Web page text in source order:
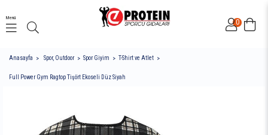
0
Menü
Anasayfa Spor, Outdoor Spor Giyim T-Shirt ve Atlet
Full Power Gym Ragtop Tişört Ekoseli Düz Siyah